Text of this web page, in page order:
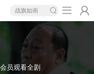
战旗如画
员观看全剧